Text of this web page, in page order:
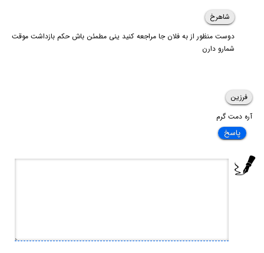
شاهرخ
دوست منظور از به فلان جا مراجعه کنید ینی مطمئن باش حکم بازداشت موقت
شمارو دارن
فرزین
آره دمت گرم
پاسخ